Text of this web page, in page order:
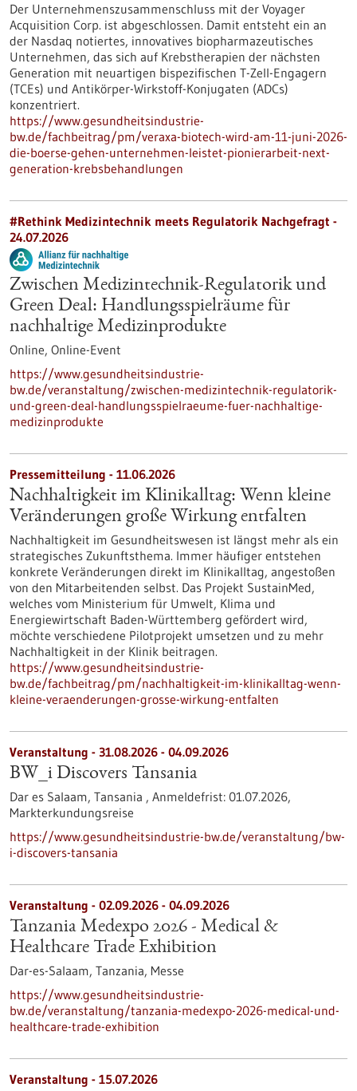
Der Unternehmenszusammenschluss mit der Voyager
Acquisition Corp. ist abgeschlossen. Damit entsteht ein an
der Nasdaq notiertes, innovatives biopharmazeutisches
Unternehmen, das sich auf Krebstherapien der nächsten
Generation mit neuartigen bispezifischen T-Zell-Engagern
(TCEs) und Antikörper-Wirkstoff-Konjugaten (ADCs)
konzentriert.
https://www.gesundheitsindustrie-
bw.de/fachbeitrag/pm/veraxa-biotech-wird-am-11-juni-2026-
die-boerse-gehen-unternehmen-leistet-pionierarbeit-next-
generation-krebsbehandlungen
#Rethink Medizintechnik meets Regulatorik Nachgefragt -
24.07.2026
Zwischen Medizintechnik-Regulatorik und
Green Deal: Handlungsspielräume für
nachhaltige Medizinprodukte
Online, Online-Event
https://www.gesundheitsindustrie-
bw.de/veranstaltung/zwischen-medizintechnik-regulatorik-
und-green-deal-handlungsspielraeume-fuer-nachhaltige-
medizinprodukte
Pressemitteilung - 11.06.2026
Nachhaltigkeit im Klinikalltag: Wenn kleine
Veränderungen große Wirkung entfalten
Nachhaltigkeit im Gesundheitswesen ist längst mehr als ein
strategisches Zukunftsthema. Immer häufiger entstehen
konkrete Veränderungen direkt im Klinikalltag, angestoßen
von den Mitarbeitenden selbst. Das Projekt SustainMed,
welches vom Ministerium für Umwelt, Klima und
Energiewirtschaft Baden-Württemberg gefördert wird,
möchte verschiedene Pilotprojekt umsetzen und zu mehr
Nachhaltigkeit in der Klinik beitragen.
https://www.gesundheitsindustrie-
bw.de/fachbeitrag/pm/nachhaltigkeit-im-klinikalltag-wenn-
kleine-veraenderungen-grosse-wirkung-entfalten
Veranstaltung - 31.08.2026 - 04.09.2026
BW_i Discovers Tansania
Dar es Salaam, Tansania , Anmeldefrist: 01.07.2026,
Markterkundungsreise
https://www.gesundheitsindustrie-bw.de/veranstaltung/bw-
i-discovers-tansania
Veranstaltung - 02.09.2026 - 04.09.2026
Tanzania Medexpo 2026 - Medical &
Healthcare Trade Exhibition
Dar-es-Salaam, Tanzania, Messe
https://www.gesundheitsindustrie-
bw.de/veranstaltung/tanzania-medexpo-2026-medical-und-
healthcare-trade-exhibition
Veranstaltung - 15.07.2026